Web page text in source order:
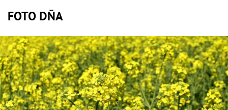
FOTO DŇA